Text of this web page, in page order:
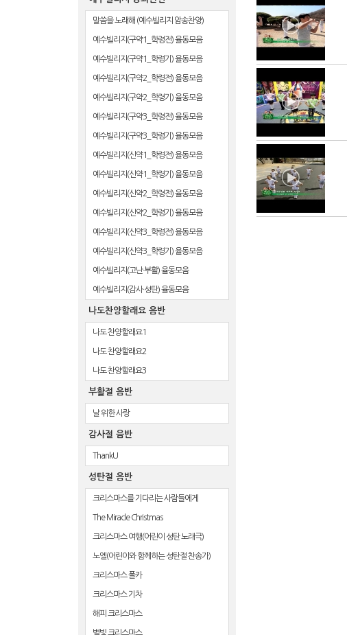
말씀을 노래해 (예수빌리지 암송찬양)
예수빌리지(구약1_학령전) 율동모음
예수빌리지(구약1_학령기) 율동모음
예수빌리지(구약2_학령전) 율동모음
예수빌리지(구약2_학령기) 율동모음
예수빌리지(구약3_학령전) 율동모음
예수빌리지(구약3_학령기) 율동모음
예수빌리지(신약1_학령전) 율동모음
예수빌리지(신약1_학령기) 율동모음
예수빌리지(신약2_학령전) 율동모음
예수빌리지(신약2_학령기) 율동모음
예수빌리지(신약3_학령전) 율동모음
예수빌리지(신약3_학령기) 율동모음
예수빌리지(고난·부활) 율동모음
예수빌리지(감사·성탄) 율동모음
나도찬양할래요 음반
나도 찬양할래요1
나도 찬양할래요2
나도 찬양할래요3
부활절 음반
날 위한 사랑
감사절 음반
ThankU
성탄절 음반
크리스마스를 기다리는 사람들에게
The Miracle Christmas
크리스마스 여행(어린이 성탄 노래극)
노엘(어린이와 함께하는 성탄절 찬송가)
크리스마스 폴카
크리스마스 기차
해피 크리스마스
별빛 크리스마스